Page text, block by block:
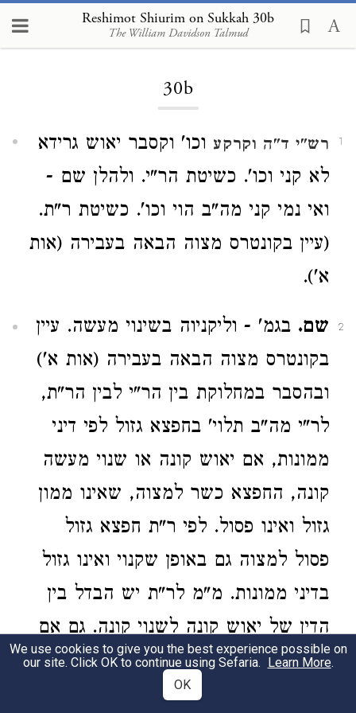
Reshimot Shiurim on Sukkah 30b
The William Davidson Talmud
Loading...
30b
1 רש"י ד"ה וקרקע וכו' וקסבר יאוש גרידא
לא קני וכו'. כשיטת הר"י. ולהלן שם -
ואי נמי קני מה"ב הוי וכו'. כשיטת ר"ת.
(עיין בקונטרס מצוה הבאה בעבירה (אות
א').
2 שם. בגמ' - וליקניוה בשינוי מעשה. עיין
בקונטרס מצוה הבאה בעבירה (אות א')
ובהסבר במחלוקת בין הר"י לבין הר"ת,
לר"י מה"ב תלוי' בחפצא גזול לפי דיני
ממונות, אם יאוש קונה או שנוי מעשה
קונה, החפצא כשר למצוה, שאינו ממון
גזול ואינו פסול. לפי ר"ת חפצא גזול
פסול למצוה גם באופן שקנוי ואינו גזול
בדיני ממונות. מ"מ לר"ת יש הבדל בין
הדין של יאוש קונה לשנוי קונה. גם אם
יאוש קונה מכל מקום החפצא פסול
לגזלן שגזלו - שמאוס למצוה. מאידך
We use cookies to give you the best experience possible on
our site. Click OK to continue using Sefaria. Learn More.
OK